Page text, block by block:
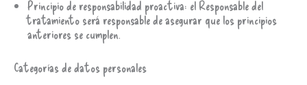
Principio de responsabilidad proactiva: el Responsable del
tratamiento será responsable de asegurar que los principios
anteriores se cumplen.
Categorías de datos personales